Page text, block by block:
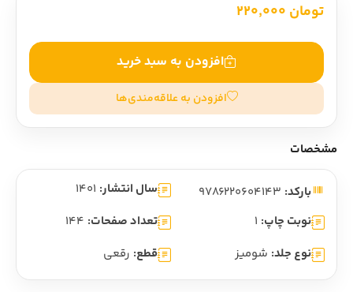
تومان 220,000
افزودن به سبد خرید
افزودن به علاقه‌مندی‌ها
مشخصات
بارکد: سال انتشار: 1401
نوبت چاپ: 1 تعداد صفحات: 144
نوع جلد: شومیز قطع: رقعی